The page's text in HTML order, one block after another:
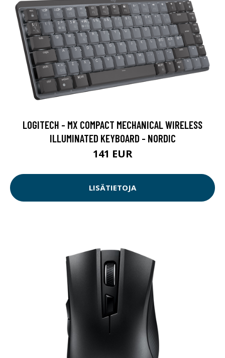
LOGITECH - MX COMPACT MECHANICAL WIRELESS
ILLUMINATED KEYBOARD - NORDIC
141 EUR
LISÄTIETOJA